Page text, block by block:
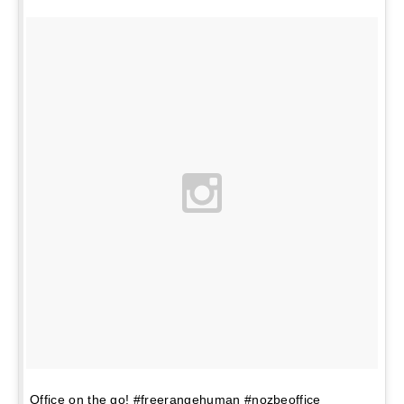
Office on the go! #freerangehuman #nozbeoffice